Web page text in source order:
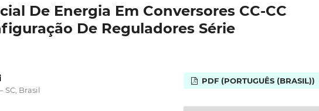
De Energia Em Conversores CC-CC
De Reguladores Série
SC, Brasil
PDF (PORTUGUÊS (BRASIL))